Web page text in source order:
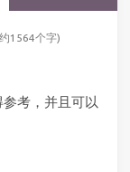
1564个字)
考，并且可以